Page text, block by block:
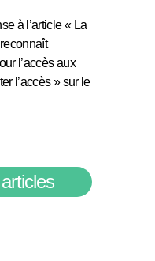
à l’article « La
l’accès aux
l’accès » sur le